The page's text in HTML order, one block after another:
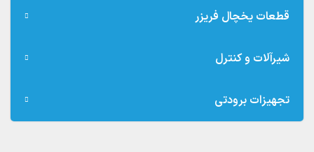
قطعات یخچال فریزر
شیرآلات و کنترل
تجهیزات برودتی